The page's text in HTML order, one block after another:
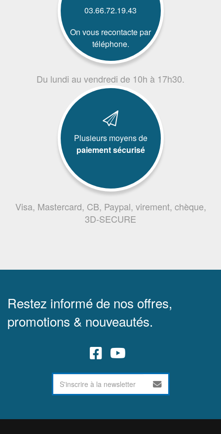
03.66.72.19.43
On vous recontacte par
téléphone.
Du lundi au vendredi de 10h à 17h30.
Plusieurs moyens de
paiement sécurisé
Visa, Mastercard, CB, Paypal, virement, chèque,
3D-SECURE
Restez informé de nos offres,
promotions & nouveautés.